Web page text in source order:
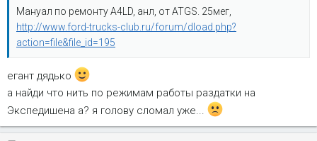
Мануал по ремонту A4LD, анл, от ATGS. 25мег,
http://www.ford-trucks-club.ru/forum/dload.php?
action=file&file_id=195
егант дядько
а найди что нить по режимам работы раздатки на
Экспедишена а? я голову сломал уже...